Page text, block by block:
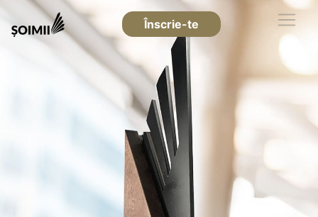
Înscrie-te